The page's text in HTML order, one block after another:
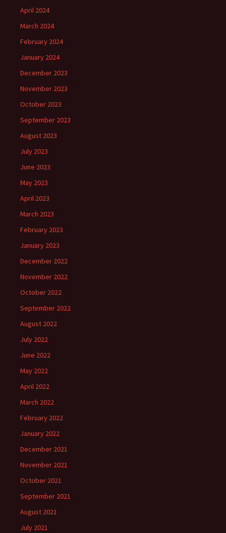
April 2024
March 2024
February 2024
January 2024
December 2023
November 2023
October 2023
September 2023
August 2023
July 2023
June 2023
May 2023
April 2023
March 2023
February 2023
January 2023
December 2022
November 2022
October 2022
September 2022
August 2022
July 2022
June 2022
May 2022
April 2022
March 2022
February 2022
January 2022
December 2021
November 2021
October 2021
September 2021
August 2021
July 2021